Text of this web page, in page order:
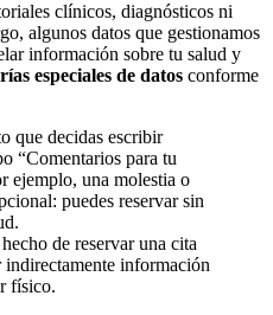
clínicos, diagnósticos ni
algunos datos que gestionamos
información sobre tu salud y
especiales de datos conforme
que decidas escribir
“Comentarios para tu
ejemplo, una molestia o
puedes reservar sin
de reservar una cita
información
físico.